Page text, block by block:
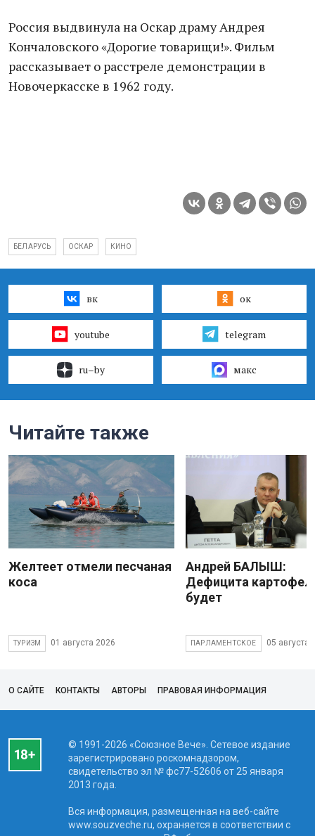
Россия выдвинула на Оскар драму Андрея
Кончаловского «Дорогие товарищи!». Фильм
рассказывает о расстреле демонстрации в
Новочеркасске в 1962 году.
БЕЛАРУСЬ ОСКАР КИНО
вк ок
youtube telegram
ru–by макс
Читайте также
Желтеет отмели песчаная
коса
ТУРИЗМ 01 августа 2026
Андрей БАЛЫШ:
Дефицита
будет
ПАРЛАМЕНТСКОЕ 05 августа
О САЙТЕ КОНТАКТЫ АВТОРЫ ПРАВОВАЯ ИНФОРМАЦИЯ
© 1991-2026 «Союзное Вече». Сетевое издание
зарегистрировано роскомнадзором,
свидетельство эл № фc77-52606 от 25 января
2013 года.
Вся информация, размещенная на веб-сайте
www.souzveche.ru, охраняется в соответствии с